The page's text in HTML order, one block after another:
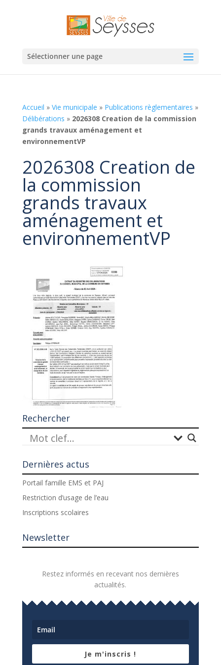
Sélectionner une page
Accueil » Vie municipale » Publications règlementaires »
Délibérations » 2026308 Creation de la commission
grands travaux aménagement et
environnementVP
2026308 Creation de
la commission
grands travaux
aménagement et
environnementVP
Rechercher
Dernières actus
Portail famille EMS et PAJ
Restriction d’usage de l’eau
Inscriptions scolaires
Newsletter
Restez informés en recevant nos dernières
actualités.
Je m'inscris !